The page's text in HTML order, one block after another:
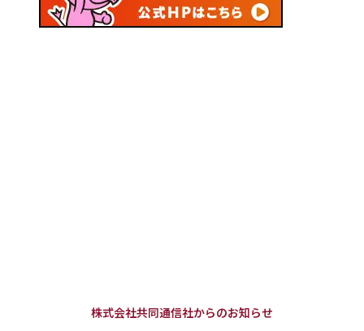
株式会社共同通信社からのお知らせ